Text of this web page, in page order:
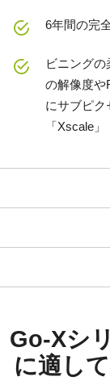
6年間の完
ビニング
の解像度や
にサブピ
「Xscale」
カメラタイプ
エリアスキャン
ダウンロ
データシート -
マニュアル -
高解像度カメラに
ケーションにおい
る高性能レンズが
Go-Xシ
に適し